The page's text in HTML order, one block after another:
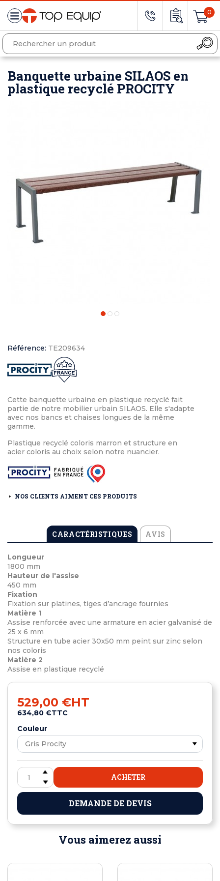
0
Banquette urbaine SILAOS en
plastique recyclé PROCITY
Référence: TE209634
Cette banquette urbaine en plastique recyclé fait
partie de notre mobilier urbain SILAOS. Elle s'adapte
avec nos bancs et chaises longues de la même
gamme.
Plastique recyclé coloris marron et structure en
acier coloris au choix selon notre nuancier.
NOS CLIENTS AIMENT CES PRODUITS
CARACTÉRISTIQUES AVIS
Longueur
1800 mm
Hauteur de l'assise
450 mm
Fixation
Fixation sur platines, tiges d’ancrage fournies
Matière 1
Assise renforcée avec une armature en acier galvanisé de
25 x 6 mm
Structure en tube acier 30x50 mm peint sur zinc selon
nos coloris
Matière 2
Assise en plastique recyclé
529,00 €HT
634,80 €TTC
Couleur
ACHETER
DEMANDE DE DEVIS
Vous aimerez aussi